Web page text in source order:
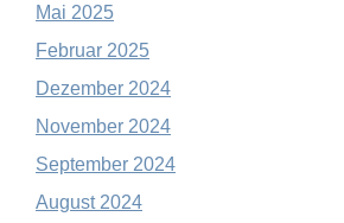
Mai 2025
Februar 2025
Dezember 2024
November 2024
September 2024
August 2024